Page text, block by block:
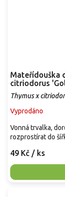
Mateřídouška
citriodorus
Thymus x
Vyprodáno
49 Kč / ks
Vonná trvalka,
rozprostírat do